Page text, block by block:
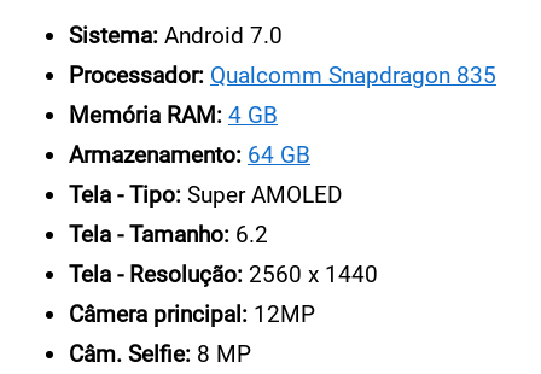
Sistema: Android 7.0
Processador: Qualcomm Snapdragon 835
Memória RAM: 4 GB
Armazenamento: 64 GB
Tela - Tipo: Super AMOLED
Tela - Tamanho: 6.2
Tela - Resolução: 2560 x 1440
Câmera principal: 12MP
Câm. Selfie: 8 MP